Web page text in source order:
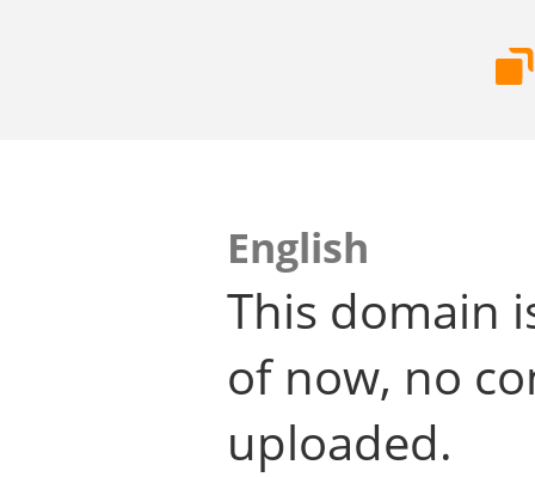
English
This domain
of now, no
uploaded.